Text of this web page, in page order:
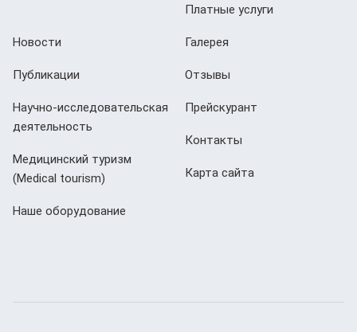
Платные услуги
Новости
Публикации
Научно-исследовательская
деятельность
Медицинский туризм
(Мedical tourism)
Наше оборудование
Галерея
Отзывы
Прейскурант
Контакты
Карта сайта